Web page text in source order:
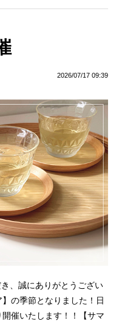
2026/07/17 09:39
、誠にありがとうござい
の季節となりました！日
催いたします！！【サマ